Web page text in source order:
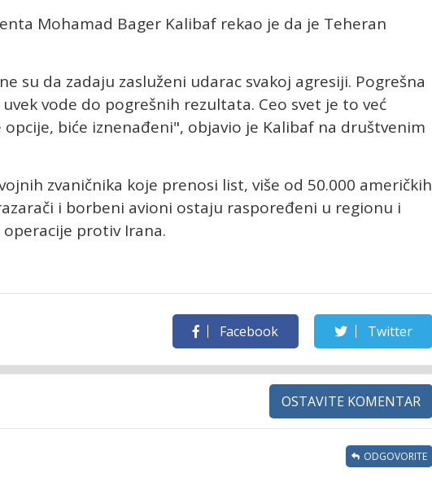
Mohamad Bager Kalibaf rekao je da je Teheran
su da zadaju zasluženi udarac svakoj agresiji. Pogrešna
vode do pogrešnih rezultata. Ceo svet je to već
opcije, biće iznenađeni", objavio je Kalibaf na društvenim
zvaničnika koje prenosi list, više od 50.000 američkih
i borbeni avioni ostaju raspoređeni u regionu i
protiv Irana.
Facebook Twitter
OSTAVITE KOMENTAR
ODGOVORITE